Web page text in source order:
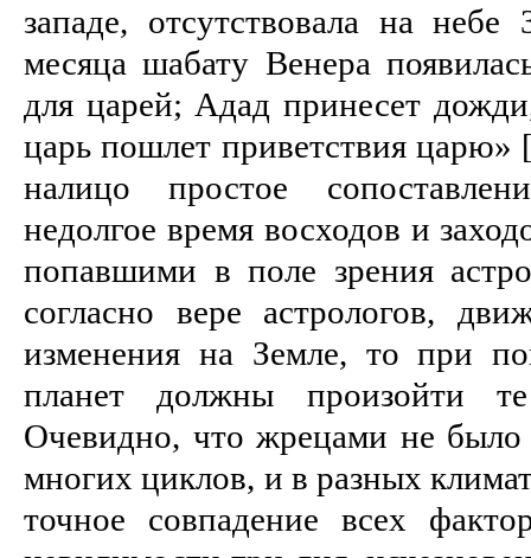
западе, отсутствовала на
месяца шабату Венера
для царей; Адад принесет
царь пошлет приветствия
налицо простое
недолгое время восходов и
попавшими в поле зрения
согласно вере астрологов,
изменения на Земле, то при
планет должны произойти
Очевидно, что жрецами не было
многих циклов, и в разных
точное совпадение всех